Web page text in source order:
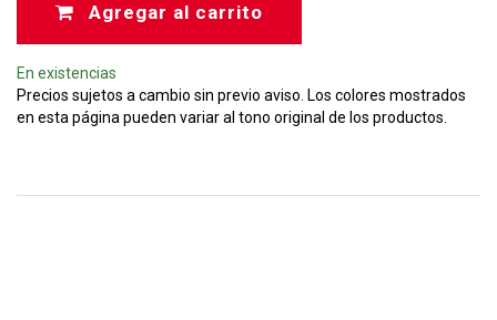
Agregar al carrito
En existencias
Precios sujetos a cambio sin previo aviso. Los colores mostrados
en esta página pueden variar al tono original de los productos.